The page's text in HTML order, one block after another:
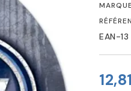
MARQUE
EAN-13